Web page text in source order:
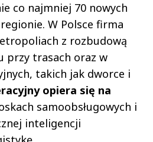
co najmniej 70 nowych
W Polsce firma
z rozbudową
przy trasach oraz w
takich jak dworce i
opiera się na
samoobsługowych i
inteligencji